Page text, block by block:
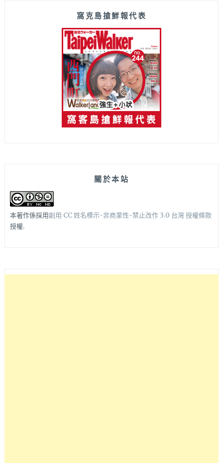
窩克島搶鮮報代表
關於本站
本著作係採用創用 CC 姓名標示-非商業性-禁止改作 3.0 台灣 授權條款
授權.